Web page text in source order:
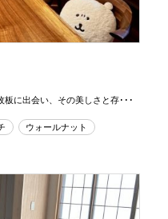
に出会い、その美しさと存･･･
ウォールナット